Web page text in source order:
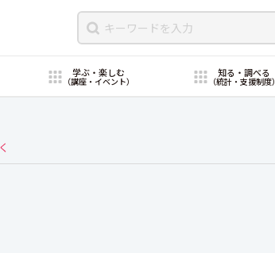
学ぶ・楽しむ
（講座・イベント）
知る・調べる
（統計・支援制度）